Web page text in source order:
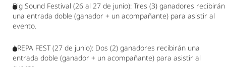
Big Sound Festival (26 al 27 de junio): Tres (3) ganadores recibirán
una entrada doble (ganador + un acompañante) para asistir al
evento.
AREPA FEST (27 de junio): Dos (2) ganadores recibirán una
entrada doble (ganador + un acompañante) para asistir al